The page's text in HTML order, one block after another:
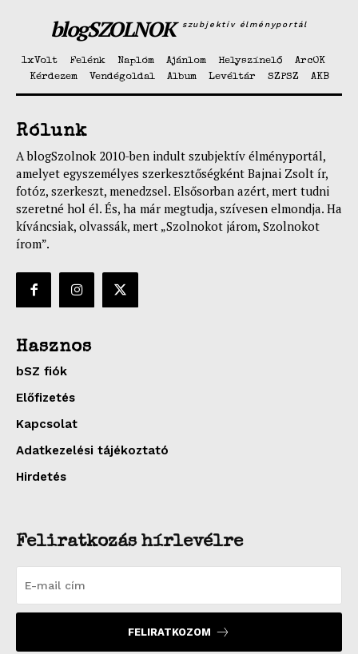
blogSZOLNOK szubjektív élményportál
1xVolt Felénk Naplóm Ajánlom Helyszínelő
ArcOK
Kérdezem
Vendégoldal Album Levéltár SZPSZ AKB
Rólunk
A blogSzolnok 2010-ben indult szubjektív élményportál,
amelyet egyszemélyes szerkesztőségként Bajnai Zsolt ír,
fotóz, szerkeszt, menedzsel. Elsősorban azért, mert tudni
szeretné hol él. És, ha már megtudja, szívesen elmondja. Ha
kíváncsiak, olvassák, mert „Szolnokot járom, Szolnokot
írom”.
Hasznos
bSZ fiók
Előfizetés
Kapcsolat
Adatkezelési tájékoztató
Hirdetés
Feliratkozás hírlevélre
FELIRATKOZOM